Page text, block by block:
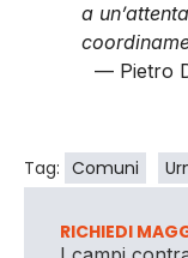
a
Pietro
Tag: Comuni
RICHIEDI